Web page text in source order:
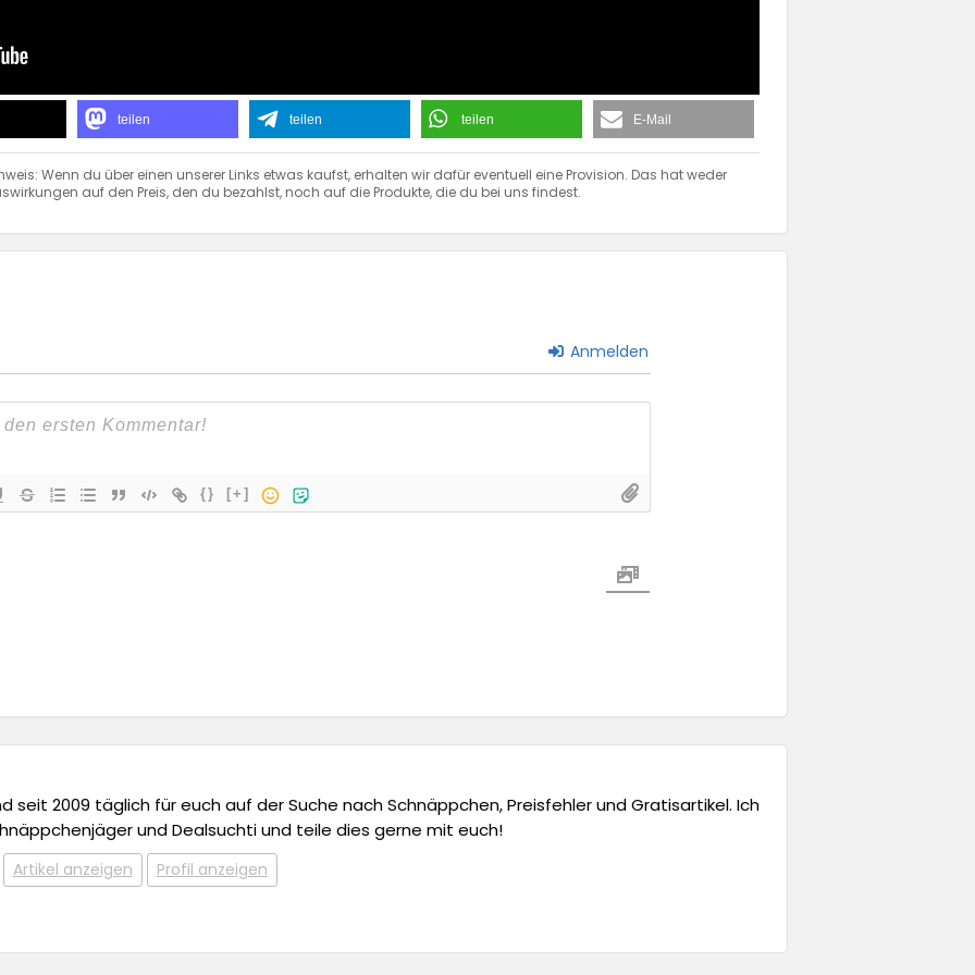
teilen teilen teilen E-Mail
Wenn du über einen unserer Links etwas kaufst, erhalten wir dafür eventuell eine Provision. Das hat weder
auf den Preis, den du bezahlst, noch auf die Produkte, die du bei uns findest.
Anmelden
{} [+]
seit 2009 täglich für euch auf der Suche nach Schnäppchen, Preisfehler und Gratisartikel. Ich
und Dealsuchti und teile dies gerne mit euch!
Artikel anzeigen Profil anzeigen